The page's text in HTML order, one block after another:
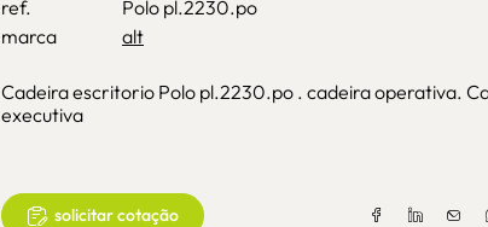
ref.
Polo pl.2230.po
marca
alt
Cadeira escritorio Polo pl.2230.po . cadeira operativa.
executiva
solicitar cotação